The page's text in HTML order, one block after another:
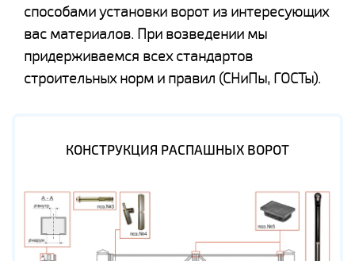
способами установки ворот из интересующих
вас материалов. При возведении мы
придерживаемся всех стандартов
строительных норм и правил (СНиПы, ГОСТы).
КОНСТРУКЦИЯ РАСПАШНЫХ ВОРОТ